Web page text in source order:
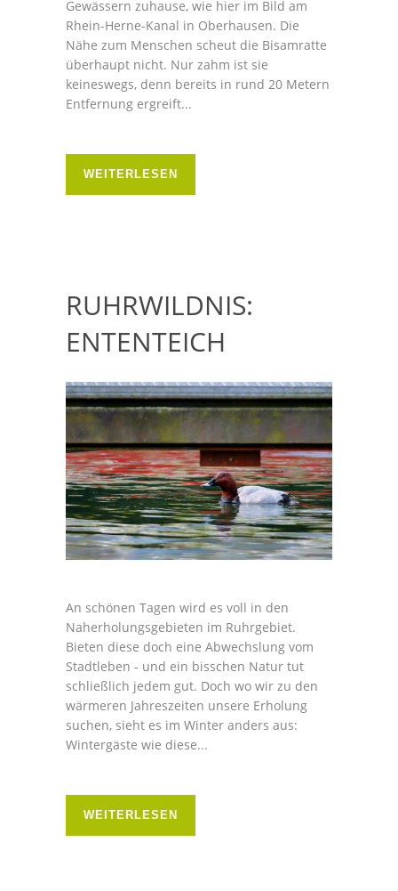
Gewässern zuhause, wie hier im Bild am
Rhein-Herne-Kanal in Oberhausen. Die
Nähe zum Menschen scheut die Bisamratte
überhaupt nicht. Nur zahm ist sie
keineswegs, denn bereits in rund 20 Metern
Entfernung ergreift...
WEITERLESEN
RUHRWILDNIS:
ENTENTEICH
An schönen Tagen wird es voll in den
Naherholungsgebieten im Ruhrgebiet.
Bieten diese doch eine Abwechslung vom
Stadtleben - und ein bisschen Natur tut
schließlich jedem gut. Doch wo wir zu den
wärmeren Jahreszeiten unsere Erholung
suchen, sieht es im Winter anders aus:
Wintergäste wie diese...
WEITERLESEN